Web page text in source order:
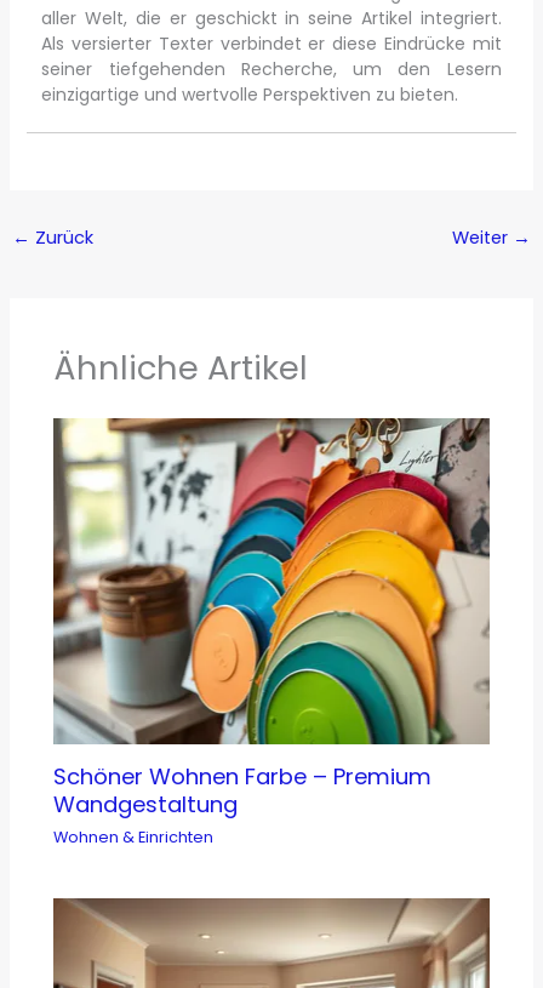
aller Welt, die er geschickt in seine Artikel integriert.
Als versierter Texter verbindet er diese Eindrücke mit
seiner tiefgehenden Recherche, um den Lesern
einzigartige und wertvolle Perspektiven zu bieten.
← Zurück Weiter →
Ähnliche Artikel
Schöner Wohnen Farbe – Premium
Wandgestaltung
Wohnen & Einrichten